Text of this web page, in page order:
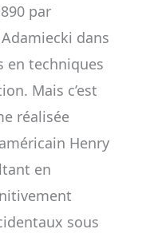
par
dans
en techniques
Mais c’est
réalisée
Henry
en
sous